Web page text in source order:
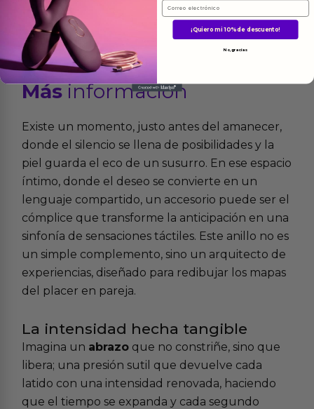
Másinformacion
Existe un momento, justo antes del amanecer,
donde el silencio se llena de posibilidades y la
piel guarda el eco de un susurro. En ese espacio
íntimo, donde el deseo se convierte en un
lenguaje compartido, un accesorio puede ser el
cómplice que transforme la anticipación en una
sinfonía de sensaciones táctiles. Este anillo no es
un simple complemento, sino un arquitecto de
experiencias, diseñado para redibujar los mapas
del placer en pareja.
La intensidad hecha tangible
Imagina un abrazo que no constriñe, sino que
libera; una presión sutil que devuelve cada
latido con una intensidad renovada, haciendo
que el tiempo se expanda y cada segundo
Email
¡Quiero mi 10% de descuento!
No, gracias